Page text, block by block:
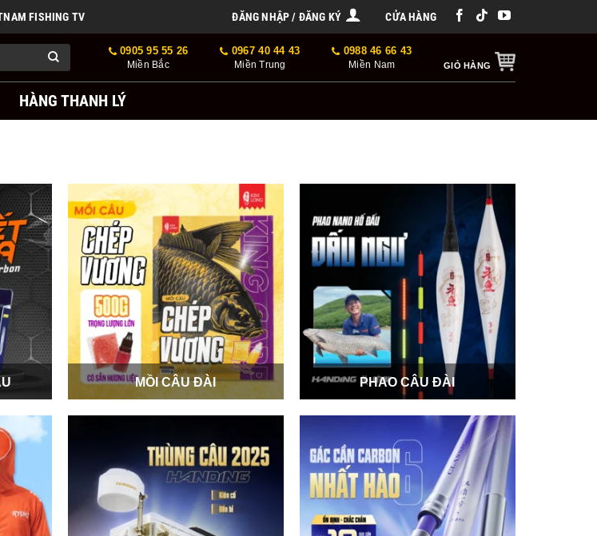
FISHING TV ĐĂNG NHẬP / ĐĂNG KÝ CỬA HÀNG
0905 95 55 26
Miền Bắc
0967 40 44 43
Miền Trung
0988 46 66 43
Miền Nam GIỎ HÀNG
HÀNG THANH LÝ
MỒI CÂU ĐÀI PHAO CÂU ĐÀI